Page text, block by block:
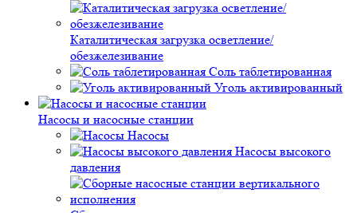
Каталитическая загрузка осветление/
обезжелезивание
Соль таблетированная
Уголь активированный
Насосы и насосные станции
Насосы
Насосы высокого
давления